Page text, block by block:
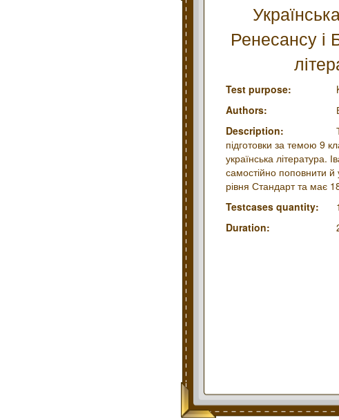
Ренесансу і
Test purpose:
Authors:
Description:
підготовки за темою 9
українська література.
самостійно поповнити й
рівня Стандарт та має
Testcases quantity:
Duration: